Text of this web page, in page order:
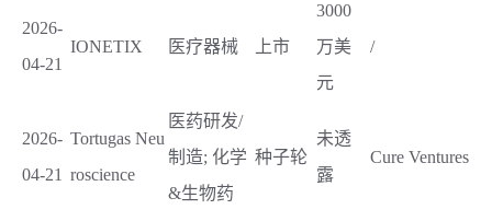
2026-
04-21
IONETIX 医疗器械 上市
3000
万美
元
/
2026-
04-21
Tortugas Neu
roscience
医药研发/
制造; 化学
&生物药
种子轮
未透
露
Cure Ventures